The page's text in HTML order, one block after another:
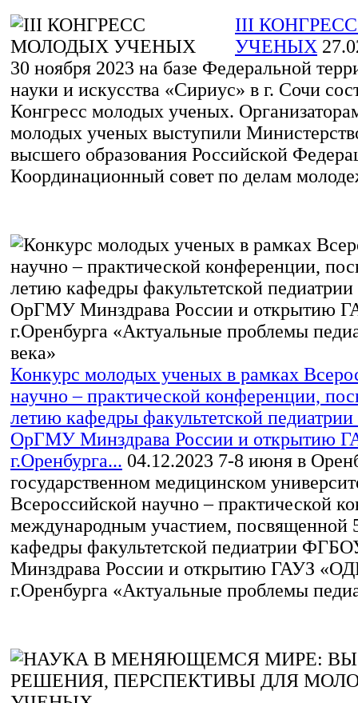
III
УЧЕНЫХ
30 ноября 2023 на базе Федеральной
науки и искусства «Сириус» в г. Сочи
Конгресс молодых ученых.
молодых ученых выступили
высшего образования Российской
Координационный совет по делам
Конкурс молодых ученых в рамках
научно – практической конференции,
летию кафедры факультетской
ОрГМУ Минздрава России и открытию
г.Оренбурга... 04.12.2023 7-8 июня в
государственном медицинском
Всероссийской научно – практической
международным участием, посвященной
кафедры факультетской педиатрии
Минздрава России и открытию ГАУЗ
г.Оренбурга «Актуальные проблемы